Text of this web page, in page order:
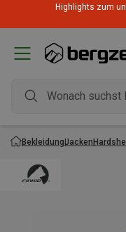
Highlights zum
BekleidungJacken